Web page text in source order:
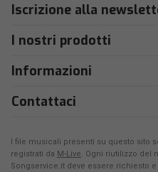
Iscrizione alla
I nostri prodotti
Informazioni
Contattaci
I file musicali presenti su questo sito
registrati da M-Live. Ogni riutilizzo del
Songservice.it deve essere richiesto e